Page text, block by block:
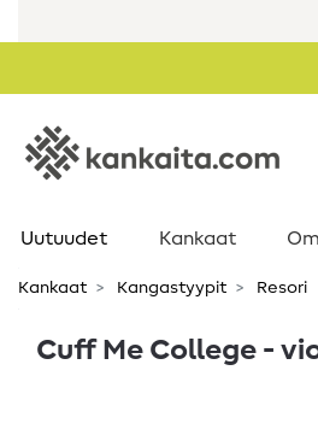
Uutuudet Kankaat
Kankaat Kangastyypit Resori
Cuff Me College -